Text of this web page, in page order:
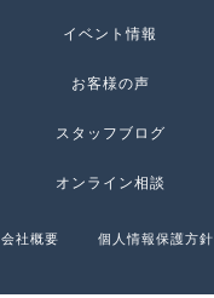
イベント情報
お客様の声
スタッフブログ
オンライン相談
会社概要 個人情報保護方針